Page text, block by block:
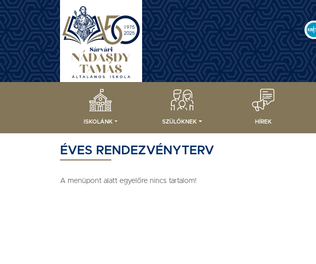
ISKOLÁNK SZÜLŐKNEK HÍREK
ÉVES RENDEZVÉNYTERV
A menüpont alatt egyelőre nincs tartalom!